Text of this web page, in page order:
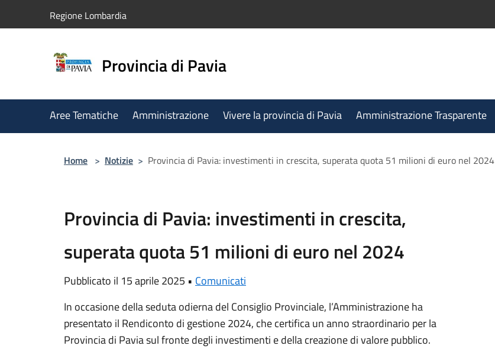
Regione Lombardia
Provincia di Pavia
Aree Tematiche Amministrazione Vivere la provincia di Pavia Amministrazione Trasparente
Home > Notizie > Provincia di Pavia: investimenti in crescita, superata quota 51 milioni di euro nel 2024
Provincia di Pavia: investimenti in crescita,
superata quota 51 milioni di euro nel 2024
Pubblicato il 15 aprile 2025 • Comunicati
In occasione della seduta odierna del Consiglio Provinciale, l’Amministrazione ha
presentato il Rendiconto di gestione 2024, che certifica un anno straordinario per la
Provincia di Pavia sul fronte degli investimenti e della creazione di valore pubblico.